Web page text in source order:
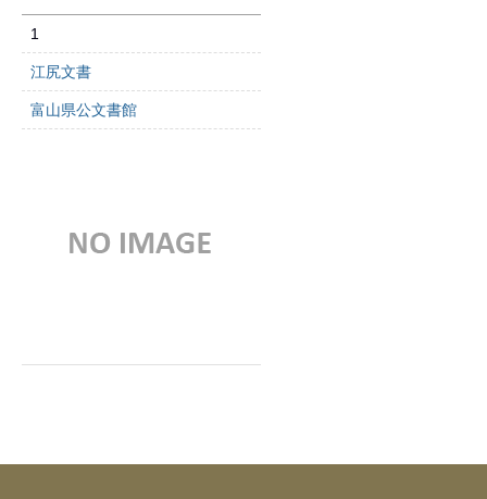
1
江尻文書
富山県公文書館